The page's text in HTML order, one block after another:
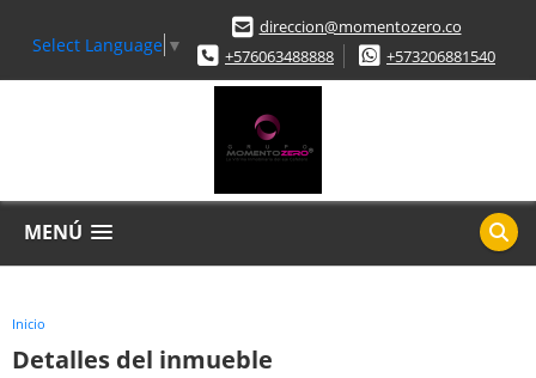
Select Language ▼
direccion@momentozero.co
+576063488888
+573206881540
MENÚ
Inicio
Detalles del inmueble